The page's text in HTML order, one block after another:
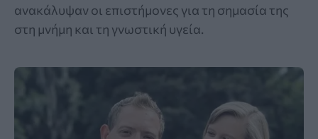
ανακάλυψαν οι επιστήμονες για τη σημασία της
στη μνήμη και τη γνωστική υγεία.